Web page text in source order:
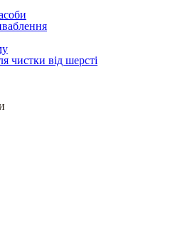
чистки від шерсті